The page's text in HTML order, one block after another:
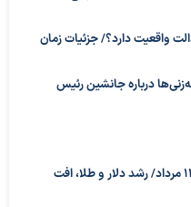
عدالت واقعیت دارد؟/ جزئیات زمان
درباره جانشین رئیس
قیمت دلار،قیمت طلا و سکه امروز ۱۲ مرداد/ رشد دلار و طلا، افت